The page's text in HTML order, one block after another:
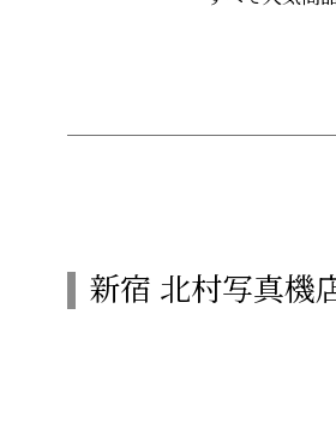
新宿 北村写真機